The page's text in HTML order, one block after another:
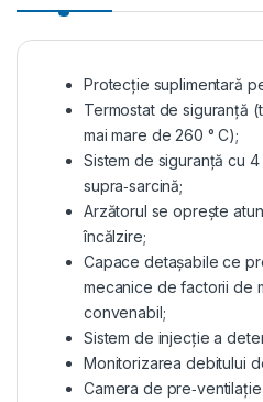
Protecție suplimentară
Termostat de siguranță
mai mare de 260 ° C);
Sistem de siguranță cu
supra‑sarcină;
Arzătorul se oprește
încălzire;
Capace detașabile ce
mecanice de factorii de
convenabil;
Sistem de injecție a
Monitorizarea debitului
Camera de